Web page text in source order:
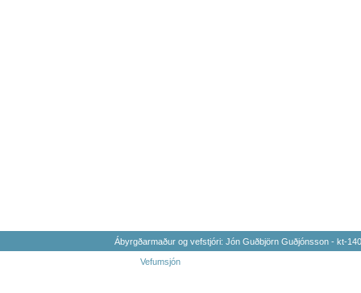
Ábyrgðarmaður og vefstjóri: Jón Guðbjörn Guðjónsson - kt-
Vefumsjón